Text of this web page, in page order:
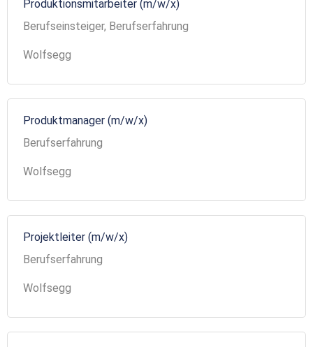
Produktionsmitarbeiter (m/w/x)
Berufseinsteiger, Berufserfahrung
Wolfsegg
Produktmanager (m/w/x)
Berufserfahrung
Wolfsegg
Projektleiter (m/w/x)
Berufserfahrung
Wolfsegg